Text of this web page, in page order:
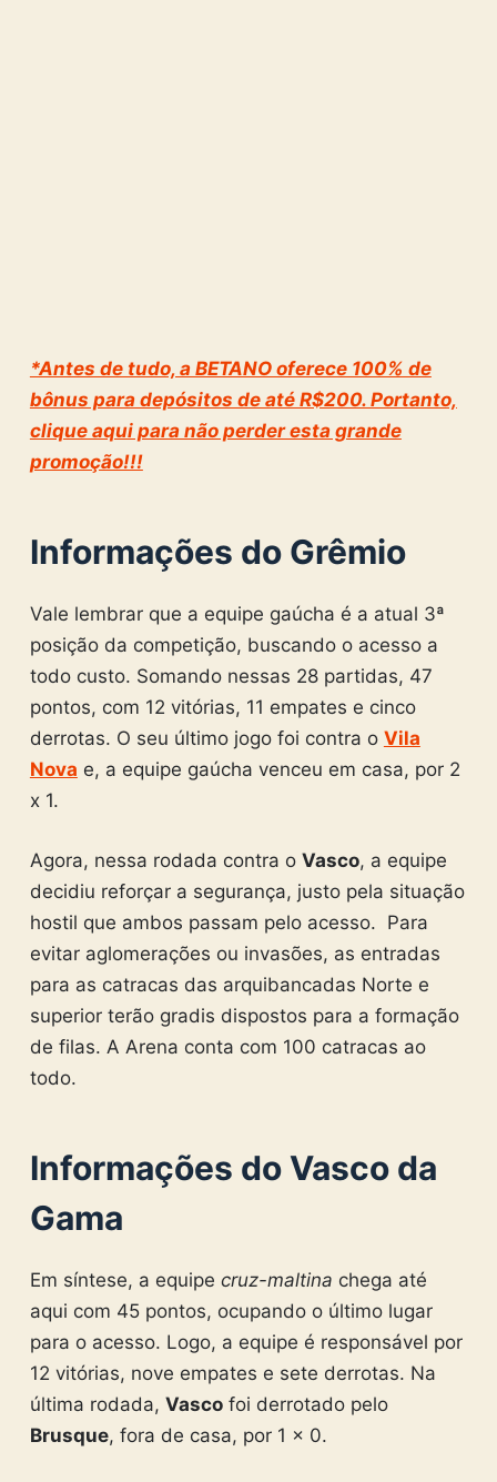
*Antes de tudo, a BETANO oferece 100% de
bônus para depósitos de até R$200. Portanto,
clique aqui para não perder esta grande
promoção!!!
Informações do Grêmio
Vale lembrar que a equipe gaúcha é a atual 3ª
posição da competição, buscando o acesso a
todo custo. Somando nessas 28 partidas, 47
pontos, com 12 vitórias, 11 empates e cinco
derrotas. O seu último jogo foi contra o Vila
Nova e, a equipe gaúcha venceu em casa, por 2
x 1.
Agora, nessa rodada contra o Vasco, a equipe
decidiu reforçar a segurança, justo pela situação
hostil que ambos passam pelo acesso. Para
evitar aglomerações ou invasões, as entradas
para as catracas das arquibancadas Norte e
superior terão gradis dispostos para a formação
de filas. A Arena conta com 100 catracas ao
todo.
Informações do Vasco da
Gama
Em síntese, a equipe cruz-maltina chega até
aqui com 45 pontos, ocupando o último lugar
para o acesso. Logo, a equipe é responsável por
12 vitórias, nove empates e sete derrotas. Na
última rodada, Vascofoi derrotado pelo
Brusque, fora de casa, por 1 x 0.